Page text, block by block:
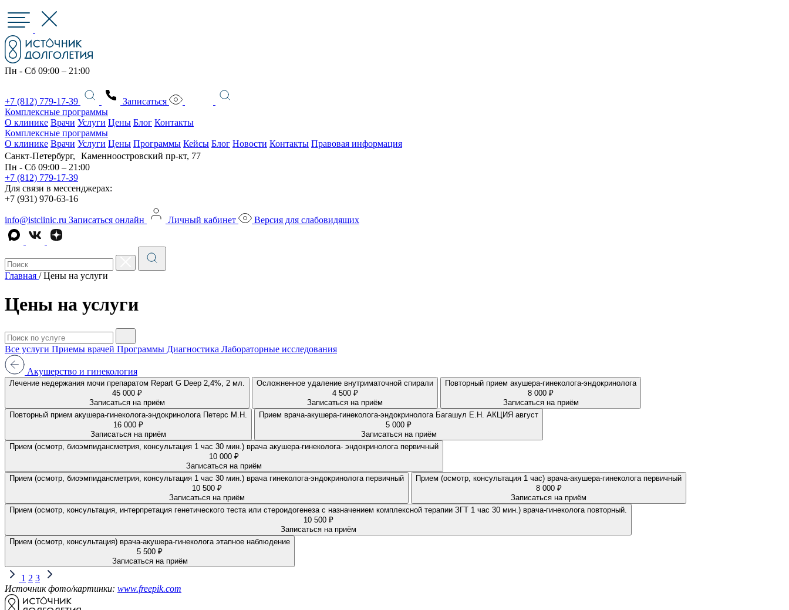
Пн - Сб 09:00 – 21:00
+7 (812) 779-17-39
Записаться
Комплексные программы
О клинике Врачи Услуги Цены Блог Контакты
Комплексные программы
О клинике Врачи Услуги Цены Программы Кейсы Блог Новости Контакты Правовая информация
Санкт-Петербург, Каменноостровский пр-кт, 77
Пн - Сб 09:00 – 21:00
+7 (812) 779-17-39
Для связи в мессенджерах:
+7 (931) 970-63-16
info@istclinic.ru Записаться онлайн Личный кабинет Версия для слабовидящих
Главная / Цены на услуги
Цены на услуги
Все услуги Приемы врачей Программы Диагностика Лабораторные исследования
Акушерство и гинекология
Лечение недержания мочи препаратом Repart G Deep 2,4%, 2 мл.
45 000 ₽
Записаться на приём
Осложненное удаление внутриматочной спирали
4 500 ₽
Записаться на приём
Повторный прием акушера-гинеколога-эндокринолога
8 000 ₽
Записаться на приём
Повторный прием акушера-гинеколога-эндокринолога Петерс М.Н.
16 000 ₽
Записаться на приём
Прием врача-акушера-гинеколога-эндокринолога Багашул Е.Н. АКЦИЯ август
5 000 ₽
Записаться на приём
Прием (осмотр, биоэмпидансметрия, консультация 1 час 30 мин.) врача акушера-гинеколога- эндокринолога первичный
10 000 ₽
Записаться на приём
Прием (осмотр, биоэмпидансметрия, консультация 1 час 30 мин.) врача гинеколога-эндокринолога первичный
10 500 ₽
Записаться на приём
Прием (осмотр, консультация 1 час) врача-акушера-гинеколога первичный
8 000 ₽
Записаться на приём
Прием (осмотр, консультация, интерпретация генетического теста или стероидогенеза с назначением комплексной терапии ЗГТ 1 час 30 мин.) врача-гинеколога повторный.
10 500 ₽
Записаться на приём
Прием (осмотр, консультация) врача-акушера-гинеколога этапное наблюдение
5 500 ₽
Записаться на приём
1 2 3
Источник фото/картинки: www.freepik.com